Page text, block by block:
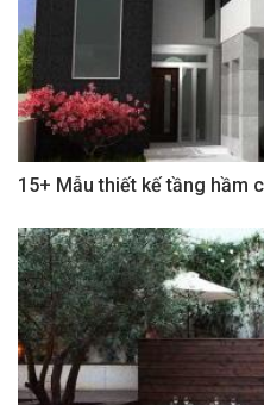
15+ Mẫu thiết kế tầng hầm